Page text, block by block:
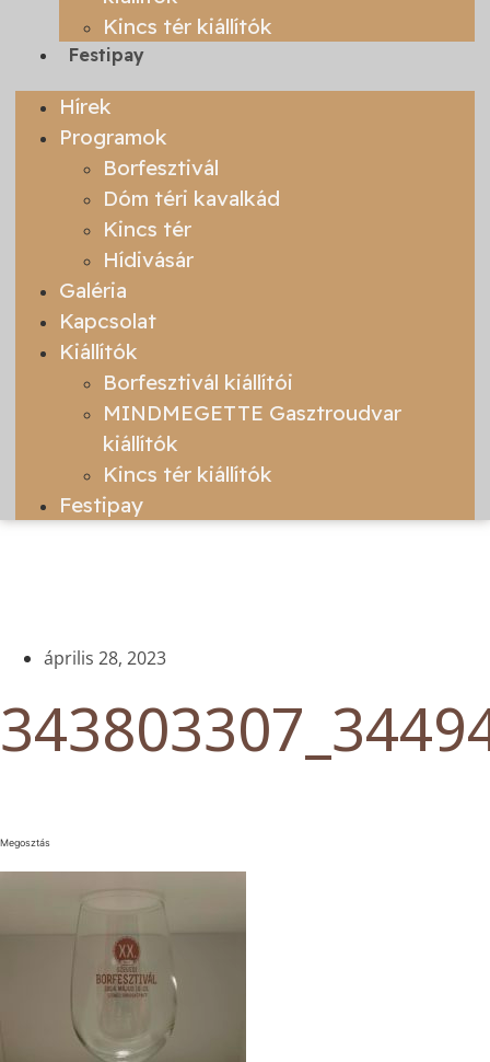
Kincs tér kiállítók
Festipay
Hírek
Programok
Borfesztivál
Dóm téri kavalkád
Kincs tér
Hídivásár
Galéria
Kapcsolat
Kiállítók
Borfesztivál kiállítói
MINDMEGETTE Gasztroudvar
kiállítók
Kincs tér kiállítók
Festipay
április 28, 2023
Megosztás